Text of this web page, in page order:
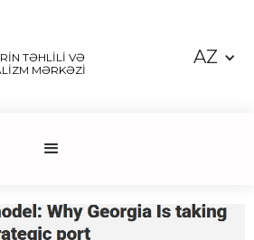
TƏHLİLİ VƏ
MƏRKƏZİ
AZ